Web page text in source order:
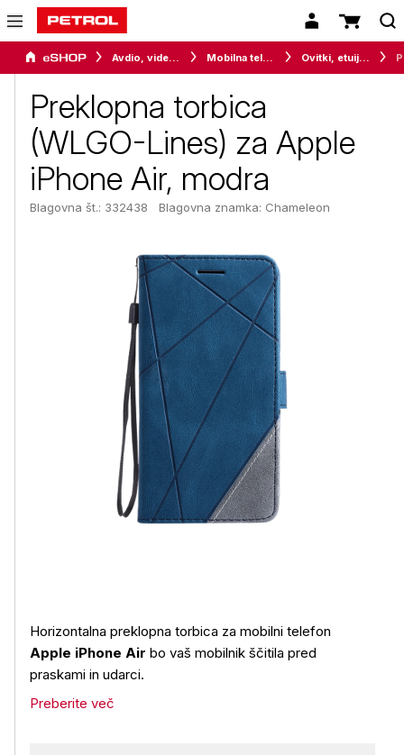
Avdio, video in telefonija Mobilna telefonija Ovitki, etuiji, torbice in držala
Preklopna torbica
(WLGO-Lines) za Apple
iPhone Air, modra
Blagovna št.: 332438 Blagovna znamka: Chameleon
Horizontalna preklopna torbica za mobilni telefon
Apple iPhone Air bo vaš mobilnik ščitila pred
praskami in udarci.
Preberite več